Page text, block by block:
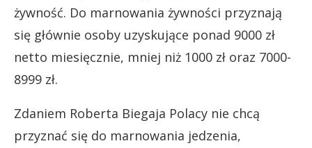
żywność. Do marnowania żywności przyznają
się głównie osoby uzyskujące ponad 9000 zł
netto miesięcznie, mniej niż 1000 zł oraz 7000-
8999 zł.
Zdaniem Roberta Biegaja Polacy nie chcą
przyznać się do marnowania jedzenia,